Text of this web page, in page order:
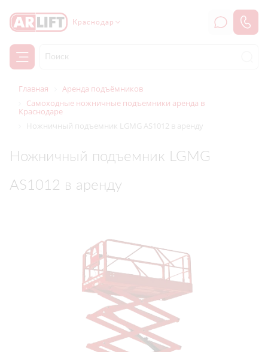
Краснодар
Главная
Аренда подъёмников
Самоходные ножничные подъемники аренда в
Краснодаре
Ножничный подъемник LGMG AS1012 в аренду
Ножничный подъемник LGMG
AS1012 в аренду